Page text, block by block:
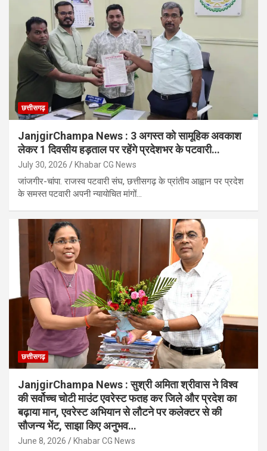
छत्तीसगढ़
JanjgirChampa News : 3 अगस्त को सामूहिक अवकाश
लेकर 1 दिवसीय हड़ताल पर रहेंगे प्रदेशभर के पटवारी…
July 30, 2026 Khabar CG News
जांजगीर-चांपा. राजस्व पटवारी संघ, छत्तीसगढ़ के प्रांतीय आह्वान पर प्रदेश
के समस्त पटवारी अपनी न्यायोचित मांगों…
छत्तीसगढ़
JanjgirChampa News : सुश्री अमिता श्रीवास ने विश्व
की सर्वोच्च चोटी माउंट एवरेस्ट फतह कर जिले और प्रदेश का
बढ़ाया मान, एवरेस्ट अभियान से लौटने पर कलेक्टर से की
सौजन्य भेंट, साझा किए अनुभव…
June 8, 2026 Khabar CG News